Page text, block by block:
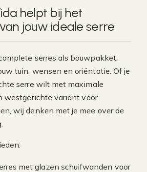
helpt bij het
jouw ideale serre
serres als bouwpakket,
tuin, wensen en oriëntatie. Of je
serre wilt met maximale
westgerichte variant voor
wij denken met je mee over de
met glazen schuifwanden voor